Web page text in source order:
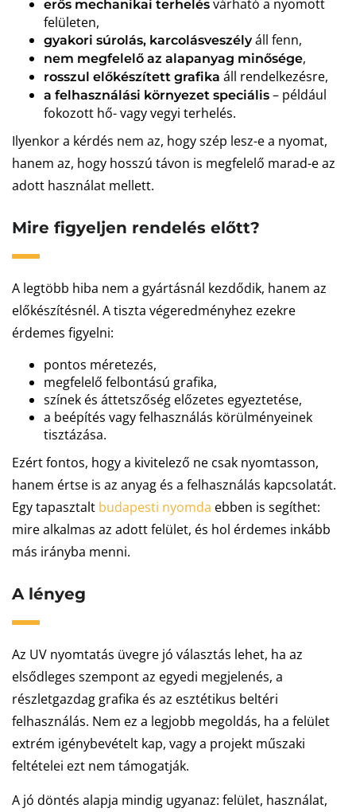
erős mechanikai terhelés várható a nyomott
felületen,
gyakori súrolás, karcolásveszélyáll fenn,
nem megfelelő az alapanyag minősége,
rosszul előkészített grafika áll rendelkezésre,
a felhasználási környezet speciális – például
fokozott hő- vagy vegyi terhelés.
Ilyenkor a kérdés nem az, hogy szép lesz-e a nyomat,
hanem az, hogy hosszú távon is megfelelő marad-e az
adott használat mellett.
Mire figyeljen rendelés előtt?
A legtöbb hiba nem a gyártásnál kezdődik, hanem az
előkészítésnél. A tiszta végeredményhez ezekre
érdemes figyelni:
pontos méretezés,
megfelelő felbontású grafika,
színek és áttetszőség előzetes egyeztetése,
a beépítés vagy felhasználás körülményeinek
tisztázása.
Ezért fontos, hogy a kivitelező ne csak nyomtasson,
hanem értse is az anyag és a felhasználás kapcsolatát.
Egy tapasztalt budapesti nyomda ebben is segíthet:
mire alkalmas az adott felület, és hol érdemes inkább
más irányba menni.
A lényeg
Az UV nyomtatás üvegre jó választás lehet, ha az
elsődleges szempont az egyedi megjelenés, a
részletgazdag grafika és az esztétikus beltéri
felhasználás. Nem ez a legjobb megoldás, ha a felület
extrém igénybevételt kap, vagy a projekt műszaki
feltételei ezt nem támogatják.
A jó döntés alapja mindig ugyanaz: felület, használat,